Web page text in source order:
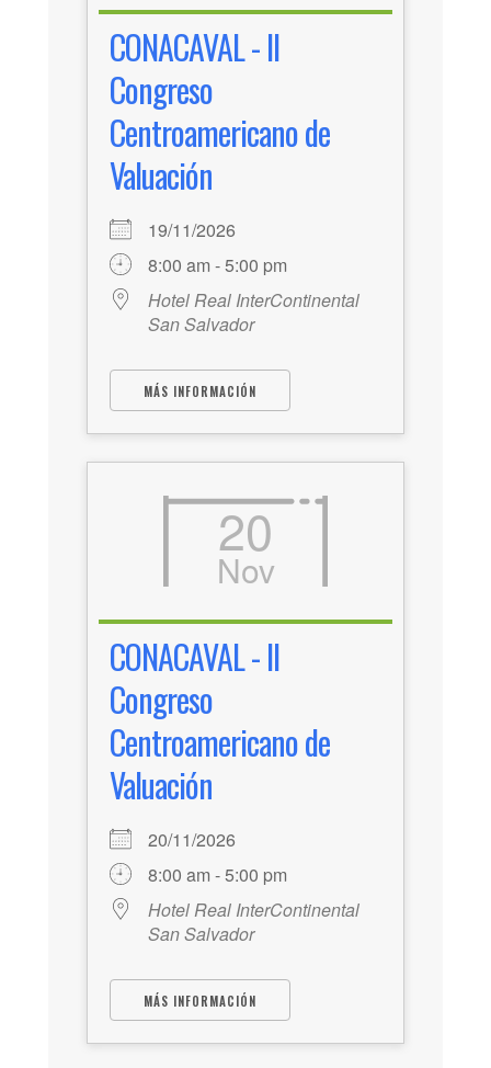
CONACAVAL - II
Congreso
Centroamericano de
Valuación
19/11/2026
8:00 am - 5:00 pm
Hotel Real InterContinental
San Salvador
MÁS INFORMACIÓN
20
Nov
CONACAVAL - II
Congreso
Centroamericano de
Valuación
20/11/2026
8:00 am - 5:00 pm
Hotel Real InterContinental
San Salvador
MÁS INFORMACIÓN